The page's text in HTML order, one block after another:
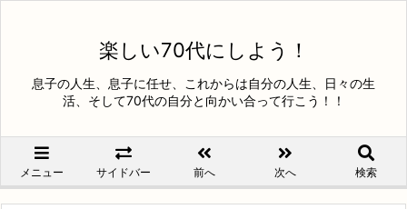
楽しい70代にしよう！
息子の人生、息子に任せ、これからは自分の人生、日々の生
活、そして70代の自分と向かい合って行こう！！
メニュー サイドバー 前へ 次へ 検索